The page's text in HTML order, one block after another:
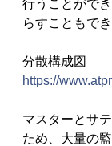
行うことがで
らすこともでき
分散構成図
https://
マスターとサ
ため、大量の